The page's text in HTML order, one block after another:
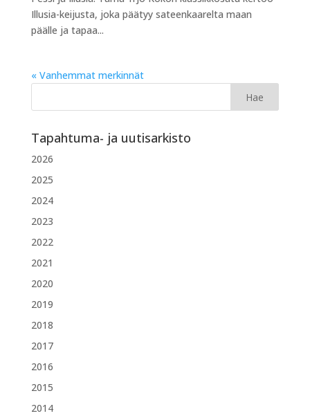
Illusia-keijusta, joka päätyy sateenkaarelta maan
päälle ja tapaa...
« Vanhemmat merkinnät
Tapahtuma- ja uutisarkisto
2026
2025
2024
2023
2022
2021
2020
2019
2018
2017
2016
2015
2014